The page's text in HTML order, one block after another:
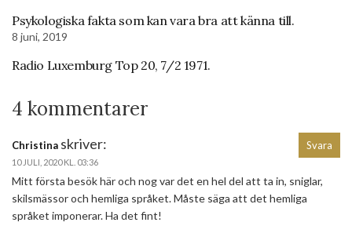
Psykologiska fakta som kan vara bra att känna till.
8 juni, 2019
Radio Luxemburg Top 20, 7/2 1971.
4 kommentarer
Christina skriver:
10 JULI, 2020 KL. 03:36
Mitt första besök här och nog var det en hel del att ta in, sniglar,
skilsmässor och hemliga språket. Måste säga att det hemliga
språket imponerar. Ha det fint!
Svara